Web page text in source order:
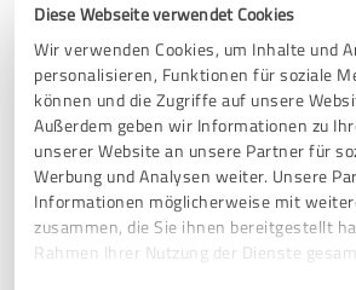
Diese Webseite verwendet Cookies
Wir verwenden Cookies, um Inhalte und
personalisieren, Funktionen für soziale
können und die Zugriffe auf unsere
Außerdem geben wir Informationen zu
unserer Website an unsere Partner für
Werbung und Analysen weiter. Unsere
Informationen möglicherweise mit
zusammen, die Sie ihnen bereitgestellt
Rahmen Ihrer Nutzung der Dienste
und wirklich Ergebnisse sehen möchten!
Erfahrungsbericht & Bewertung zu:
SEO-Durchstarter Onlineprogramm
13.10.2025 Anonym
5,00 von 5